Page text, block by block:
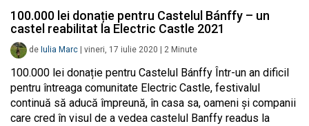
100.000 lei donație pentru Castelul Bánffy – un
castel reabilitat la Electric Castle 2021
de Iulia Marc vineri, 17 iulie 2020 2 Minute
100.000 lei donație pentru Castelul Bánffy Într-un an dificil
pentru întreaga comunitate Electric Castle, festivalul
continuă să aducă împreună, în casa sa, oameni și companii
care cred în visul de a vedea castelul Banffy readus la